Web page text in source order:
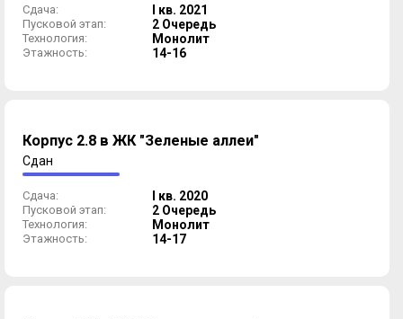
Сдача: I кв. 2021
Пусковой этап: 2 Очередь
Технология: Монолит
Этажность: 14-16
Корпус 2.8 в ЖК "Зеленые аллеи"
Сдан
Сдача: I кв. 2020
Пусковой этап: 2 Очередь
Технология: Монолит
Этажность: 14-17